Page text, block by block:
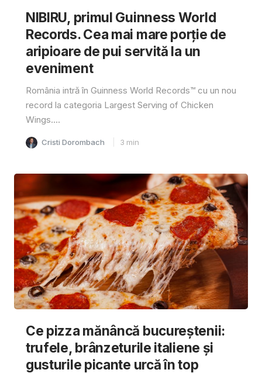
NIBIRU, primul Guinness World
Records. Cea mai mare porție de
aripioare de pui servită la un
eveniment
România intră în Guinness World Records™️ cu un nou
record la categoria Largest Serving of Chicken
Wings....
Cristi Dorombach 3 min
Ce pizza mănâncă bucureștenii:
trufele, brânzeturile italiene și
gusturile picante urcă în top